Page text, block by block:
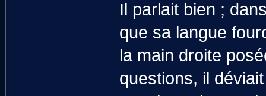
Il parlait bien ;
que sa langue
la main droite
questions, il